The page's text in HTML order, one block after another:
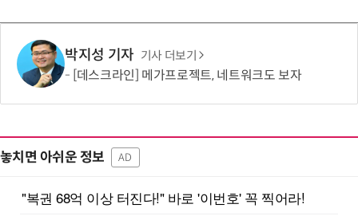
박지성 기자 기사 더보기
[데스크라인] 메가프로젝트, 네트워크도 보자
놓치면 아쉬운 정보 AD